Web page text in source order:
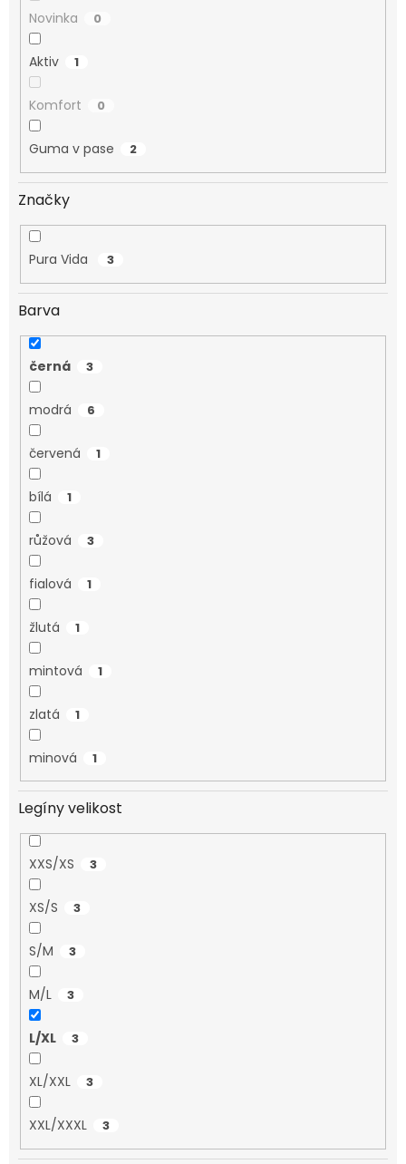
Novinka 0
Aktiv 1
Komfort 0
Guma v pase 2
Značky
Pura Vida 3
Barva
černá 3
modrá 6
červená 1
bílá 1
růžová 3
fialová 1
žlutá 1
mintová 1
zlatá 1
minová 1
Legíny velikost
XXS/XS 3
XS/S 3
S/M 3
M/L 3
L/XL 3
XL/XXL 3
XXL/XXXL 3